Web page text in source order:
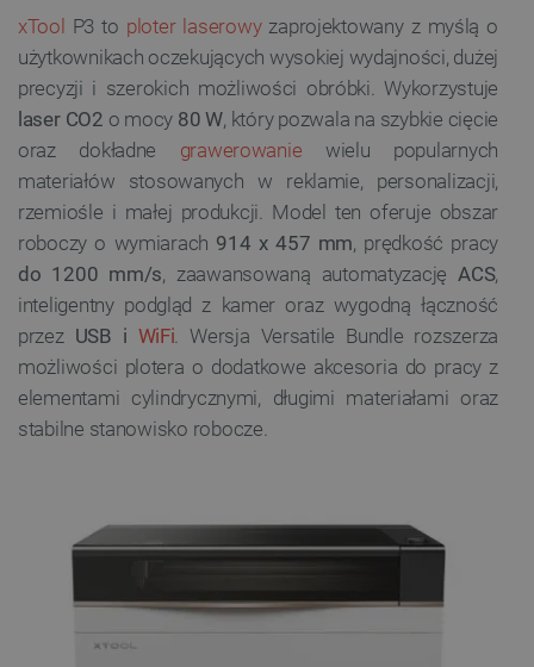
xTool P3 to ploter laserowyzaprojektowany z myślą o
użytkownikach oczekujących wysokiej wydajności, dużej
precyzji i szerokich możliwości obróbki. Wykorzystuje
laser CO2 o mocy 80 W, który pozwala na szybkie cięcie
oraz dokładne grawerowanie wielu popularnych
materiałów stosowanych w reklamie, personalizacji,
rzemiośle i małej produkcji. Model ten oferuje obszar
roboczy o wymiarach 914 x 457 mm, prędkość pracy
do 1200 mm/s, zaawansowaną automatyzacjęACS,
inteligentny podgląd z kamer oraz wygodną łączność
przez USB i WiFi. Wersja Versatile Bundle rozszerza
możliwości plotera o dodatkowe akcesoria do pracy z
elementami cylindrycznymi, długimi materiałami oraz
stabilne stanowisko robocze.